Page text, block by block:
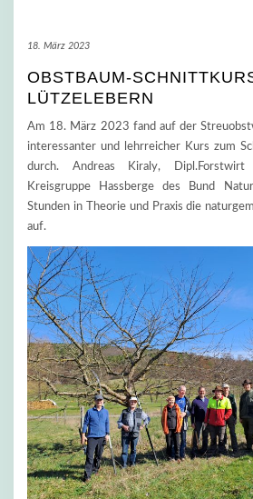
18. März 2023
OBSTBAUM-
LÜTZELEBERN
Am 18. März 2023 fand auf der
interessanter und lehrreicher Kurs zum
durch. Andreas Kiraly,
Kreisgruppe Hassberge des Bund
Stunden in Theorie und Praxis die
auf.